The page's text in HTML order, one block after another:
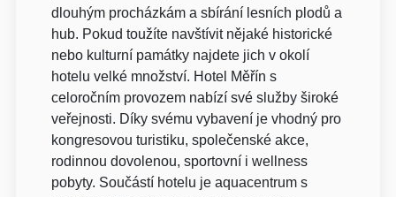
dlouhým procházkám a sbírání lesních plodů a
hub. Pokud toužíte navštívit nějaké historické
nebo kulturní památky najdete jich v okolí
hotelu velké množství. Hotel Měřín s
celoročním provozem nabízí své služby široké
veřejnosti. Díky svému vybavení je vhodný pro
kongresovou turistiku, společenské akce,
rodinnou dovolenou, sportovní i wellness
pobyty. Součástí hotelu je aquacentrum s